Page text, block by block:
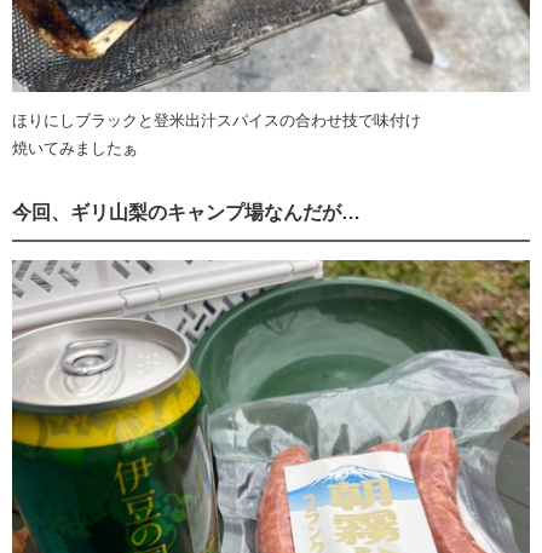
ほりにしブラックと登米出汁スパイスの合わせ技で味付け
焼いてみましたぁ
今回、ギリ山梨のキャンプ場なんだが…